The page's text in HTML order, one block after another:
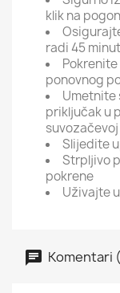
klik na
radi 45
ponovnog
Umetnite
priključak u
Slijedite
Strpljivo
pokrene
Uživajte
Komentari